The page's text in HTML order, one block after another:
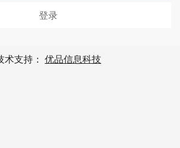
登录
术支持： 优品信息科技